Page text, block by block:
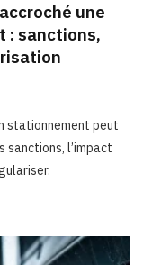
une
: sanctions,
stationnement peut
sanctions, l’impact